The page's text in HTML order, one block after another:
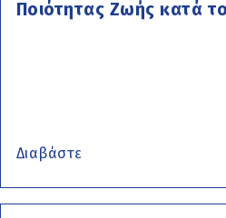
Ποιότητας Ζωής κατά
Διαβάστε